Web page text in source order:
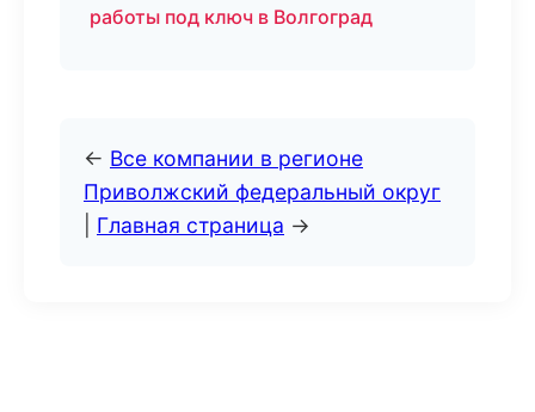
работы под ключ в Волгоград
← Все компании в регионе
Приволжский федеральный округ
Главная страница →